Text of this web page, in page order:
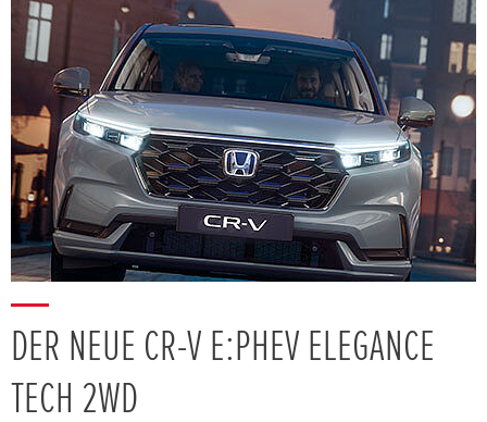
DER NEUE CR-V E:PHEV ELEGANCE
TECH 2WD